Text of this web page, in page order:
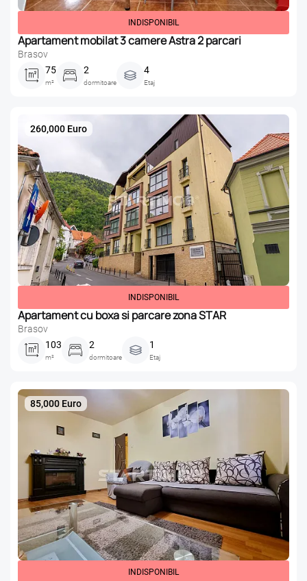
INDISPONIBIL
Apartament mobilat 3 camere Astra 2 parcari
Brasov
75
m²
2
dormitoare
4
Etaj
260,000 Euro
INDISPONIBIL
Apartament cu boxa si parcare zona STAR
Brasov
103
m²
2
dormitoare
1
Etaj
85,000 Euro
INDISPONIBIL